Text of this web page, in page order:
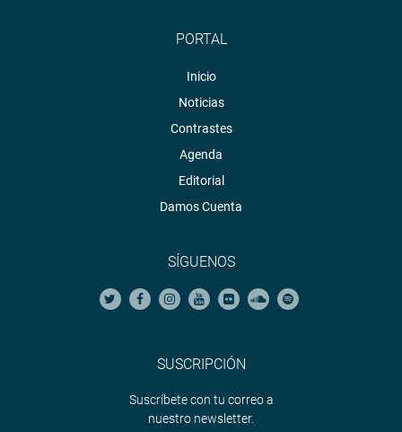
PORTAL
Inicio
Noticias
Contrastes
Agenda
Editorial
Damos Cuenta
SÍGUENOS
SUSCRIPCIÓN
Suscríbete con tu correo a
nuestro newsletter.